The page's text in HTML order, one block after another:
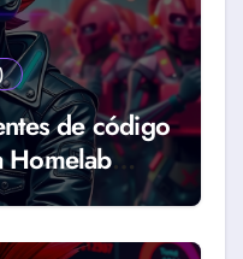
de código
Homelab